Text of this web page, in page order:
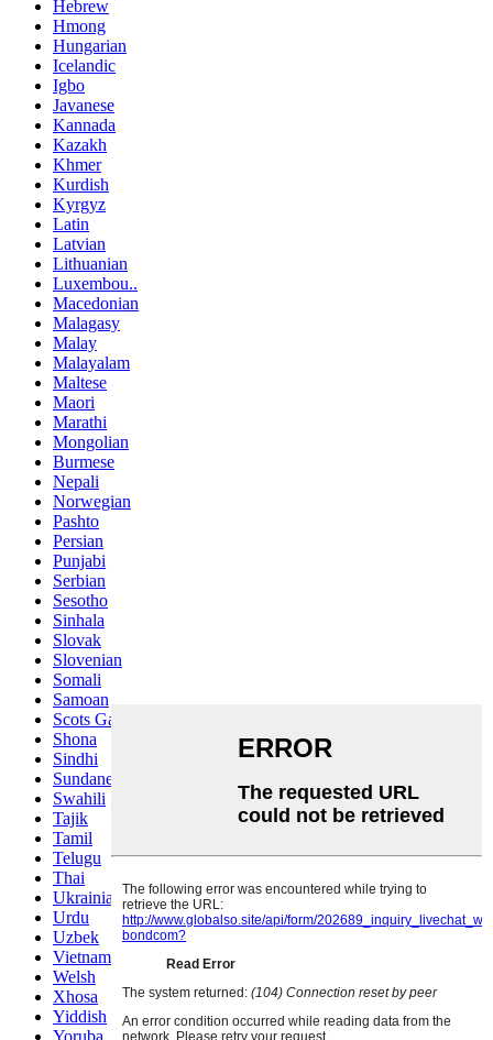
Hebrew
Hmong
Hungarian
Icelandic
Igbo
Javanese
Kannada
Kazakh
Khmer
Kurdish
Kyrgyz
Latin
Latvian
Lithuanian
Luxembou..
Macedonian
Malagasy
Malay
Malayalam
Maltese
Maori
Marathi
Mongolian
Burmese
Nepali
Norwegian
Pashto
Persian
Punjabi
Serbian
Sesotho
Sinhala
Slovak
Slovenian
Somali
Samoan
Scots Gaelic
Shona
Sindhi
Sundanese
Swahili
Tajik
Tamil
Telugu
Thai
Ukrainian
Urdu
Uzbek
Vietnamese
Welsh
Xhosa
Yiddish